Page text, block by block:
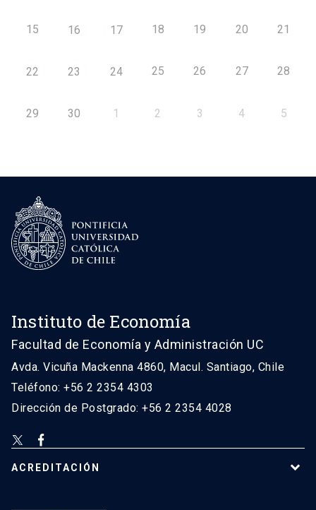
15 16 17 18 19 20 21
22 23 24 25 26 27 28
29 30 1 2 3 4 5
Instituto de Economía
Facultad de Economía y Administración UC
Avda. Vicuña Mackenna 4860, Macul. Santiago, Chile
Teléfono: +56 2 2354 4303
Dirección de Postgrado: +56 2 2354 4028
ACREDITACIÓN